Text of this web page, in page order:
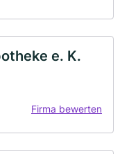
e. K.
Firma bewerten